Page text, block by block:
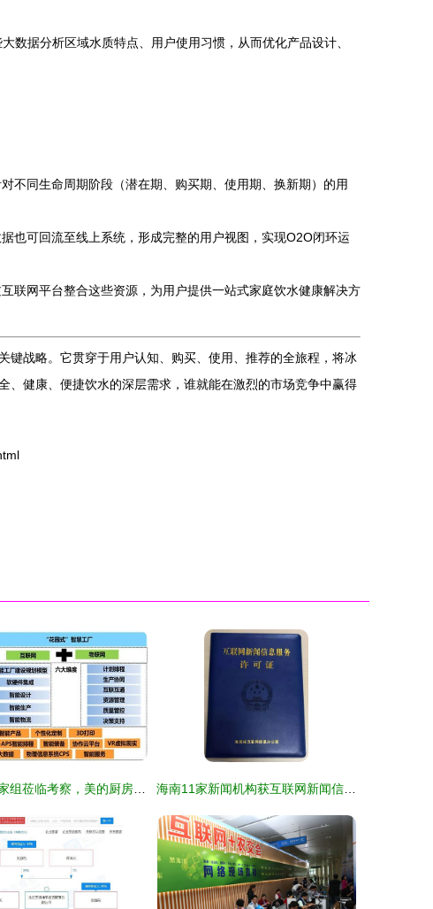
数据分析区域水质特点、用户使用习惯，从而优化产品设计、
不同生命周期阶段（潜在期、购买期、使用期、换新期）的用
也可回流至线上系统，形成完整的用户视图，实现O2O闭环运
联网平台整合这些资源，为用户提供一站式家庭饮水健康解决方
战略。它贯穿于用户认知、购买、使用、推荐的全旅程，将冰
、健康、便捷饮水的深层需求，谁就能在激烈的市场竞争中赢得